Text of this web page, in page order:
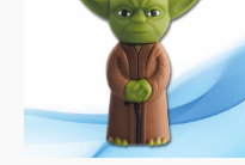
$14,99
hasta
$16,50